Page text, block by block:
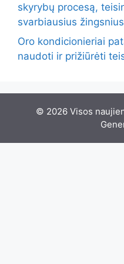
skyrybų procesą,
svarbiausius žingsnius
Oro kondicionieriai
naudoti ir prižiūrėti
© 2026 Visos